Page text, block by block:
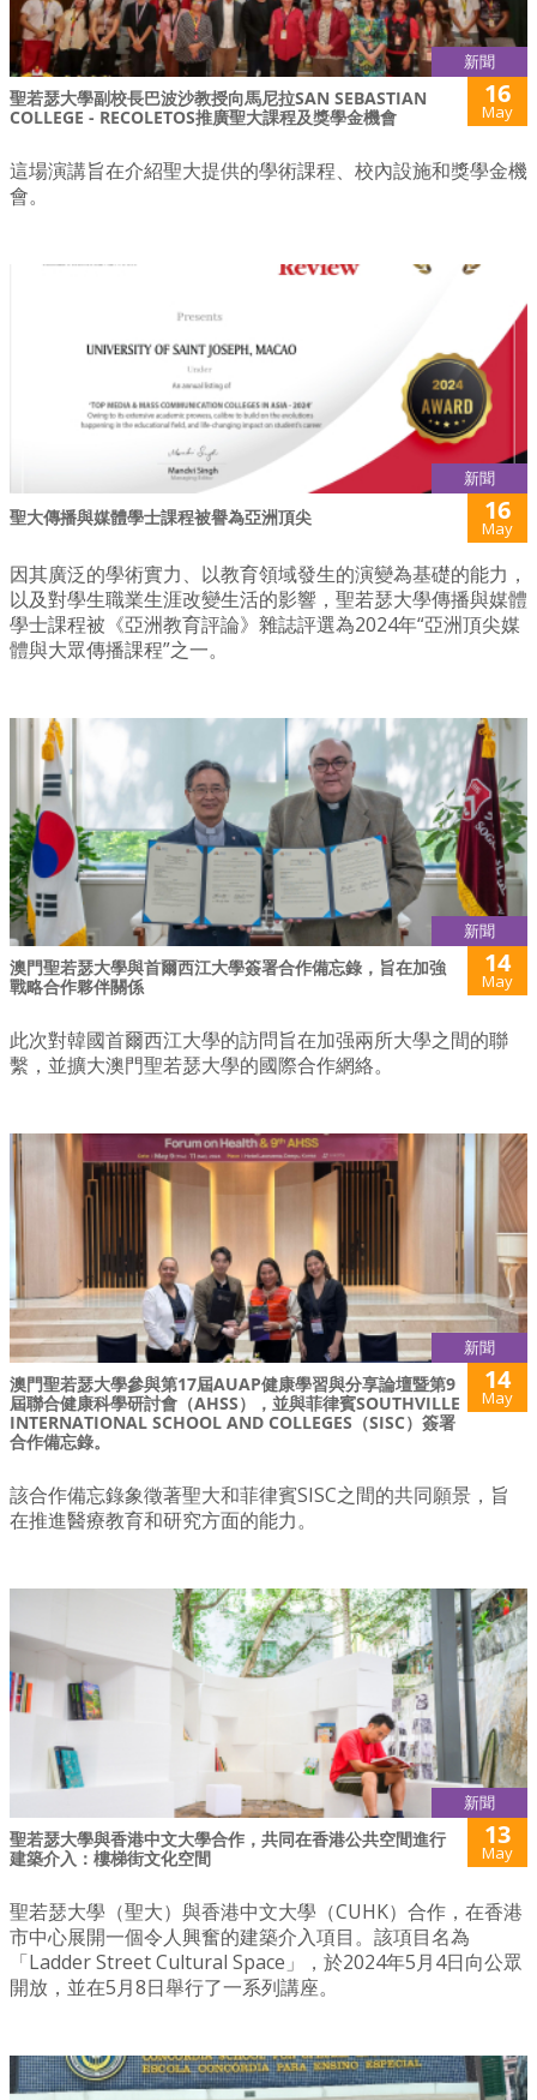
新聞
聖若瑟大學副校長巴波沙教授向馬尼拉SAN SEBASTIAN
COLLEGE - RECOLETOS推廣聖大課程及獎學金機會
16
May
這場演講旨在介紹聖大提供的學術課程、校內設施和獎學金機
會。
新聞
聖大傳播與媒體學士課程被譽為亞洲頂尖 16
May
因其廣泛的學術實力、以教育領域發生的演變為基礎的能力，
以及對學生職業生涯改變生活的影響，聖若瑟大學傳播與媒體
學士課程被《亞洲教育評論》雜誌評選為2024年“亞洲頂尖媒
體與大眾傳播課程”之一。
新聞
澳門聖若瑟大學與首爾西江大學簽署合作備忘錄，旨在加強
戰略合作夥伴關係
14
May
此次對韓國首爾西江大學的訪問旨在加强兩所大學之間的聯
繫，並擴大澳門聖若瑟大學的國際合作網絡。
新聞
澳門聖若瑟大學參與第17屆AUAP健康學習與分享論壇暨第9
屆聯合健康科學研討會（AHSS），並與菲律賓SOUTHVILLE
INTERNATIONAL SCHOOL AND COLLEGES（SISC）簽署
合作備忘錄。
14
May
該合作備忘錄象徵著聖大和菲律賓SISC之間的共同願景，旨
在推進醫療教育和研究方面的能力。
新聞
聖若瑟大學與香港中文大學合作，共同在香港公共空間進行
建築介入：樓梯街文化空間
13
May
聖若瑟大學（聖大）與香港中文大學（CUHK）合作，在香港
市中心展開一個令人興奮的建築介入項目。該項目名為
「Ladder Street Cultural Space」，於2024年5月4日向公眾
開放，並在5月8日舉行了一系列講座。